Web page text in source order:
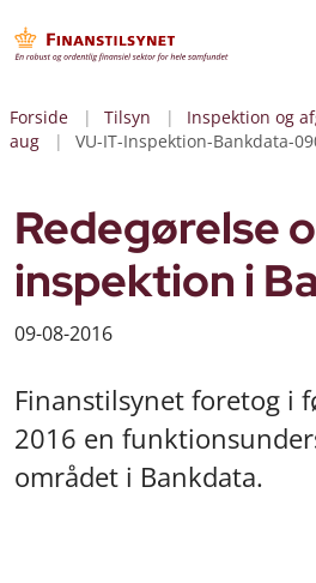
Forside Tilsyn Inspektion og
aug
VU-IT-Inspektion-Bankdata-
Redegørelse
inspektion i
09-08-2016
Finanstilsynet foretog i
2016 en
området i Bankdata.